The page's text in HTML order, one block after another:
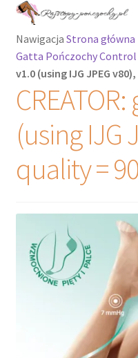
Przejdź
nawigacji
Przejdź
treści
Rajstopy
Rozwiń
menu
potomne
Pończochy i
zakolanówki
Podkolanówki i
Wszystkie
produkty
Recenzje
Rozwiń
menu
potomne
Nawigacja Strona główna
Gatta Pończochy Control
v1.0 (using IJG JPEG
(using IJG
quality = 90